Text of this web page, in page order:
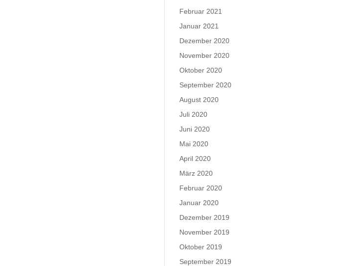
Februar 2021
Januar 2021
Dezember 2020
November 2020
Oktober 2020
September 2020
August 2020
Juli 2020
Juni 2020
Mai 2020
April 2020
März 2020
Februar 2020
Januar 2020
Dezember 2019
November 2019
Oktober 2019
September 2019